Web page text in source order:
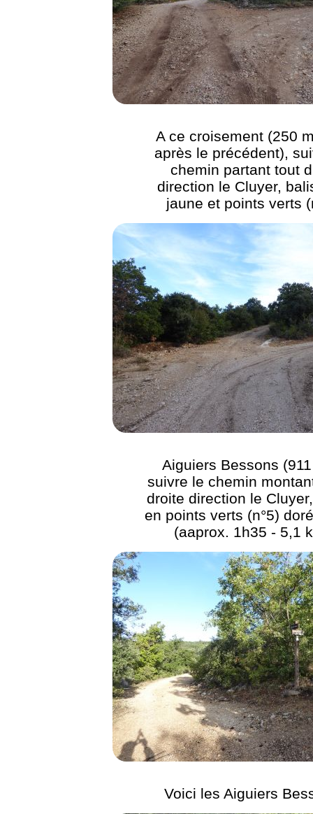
A ce croisement (250
après le précédent),
chemin partant tout
direction le Cluyer,
jaune et points verts
Aiguiers Bessons
suivre le chemin
droite direction le
en points verts (n°5)
(aaprox. 1h35 - 5,1
Voici les Aiguiers